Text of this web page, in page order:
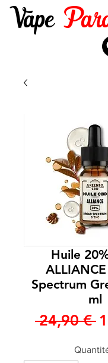
Vape
Huile
Spectrum
ml
24,90 €